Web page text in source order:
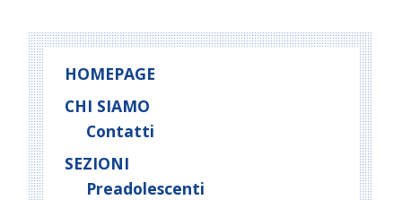
HOMEPAGE
CHI SIAMO
Contatti
SEZIONI
Preadolescenti